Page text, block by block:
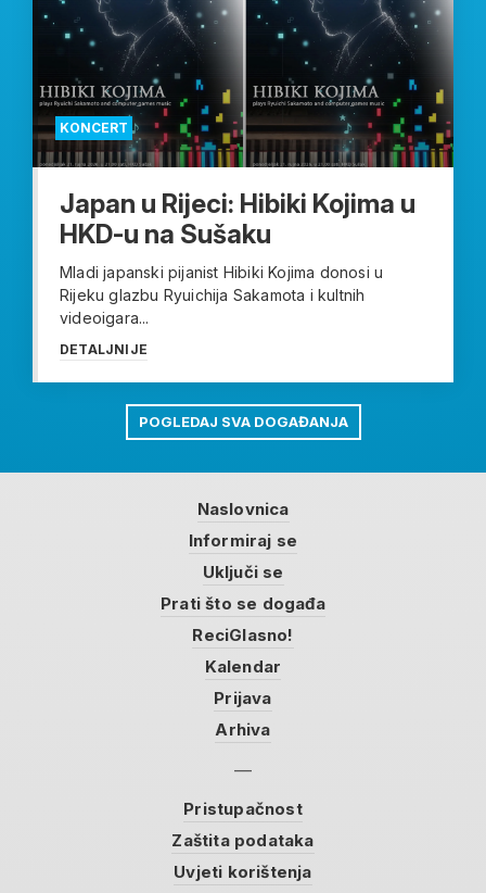
KONCERT
Japan u Rijeci: Hibiki Kojima u
HKD-u na Sušaku
Mladi japanski pijanist Hibiki Kojima donosi u
Rijeku glazbu Ryuichija Sakamota i kultnih
videoigara...
DETALJNIJE
POGLEDAJ SVA DOGAĐANJA
Naslovnica
Informiraj se
Uključi se
Prati što se događa
ReciGlasno!
Kalendar
Prijava
Arhiva
Pristupačnost
Zaštita podataka
Uvjeti korištenja